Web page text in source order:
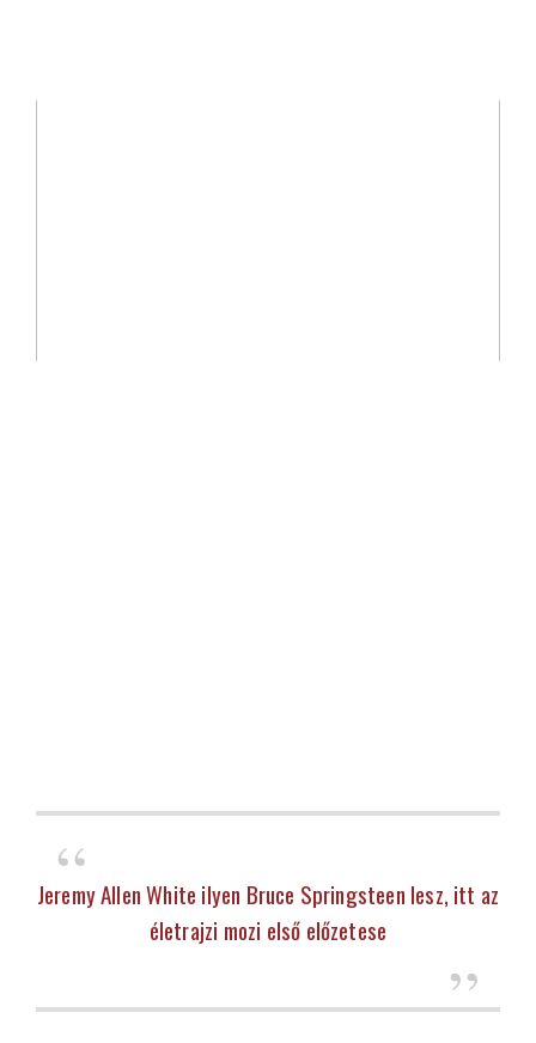
Jeremy Allen White ilyen Bruce Springsteen lesz, itt az
életrajzi mozi első előzetese